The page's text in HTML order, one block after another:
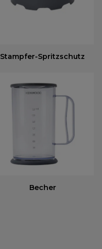
Stampfer-Spritzschutz
Becher